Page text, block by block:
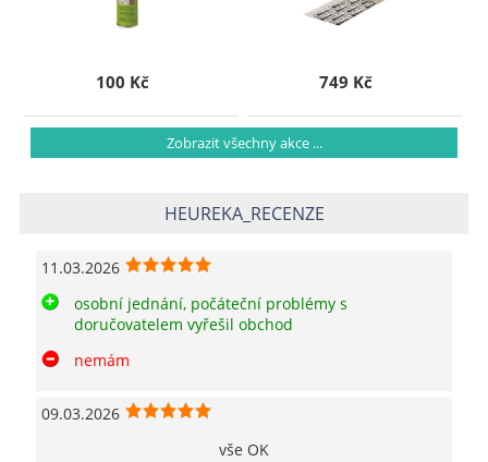
100 Kč 749 Kč
Zobrazit všechny akce ...
HEUREKA_RECENZE
11.03.2026
osobní jednání, počáteční problémy s
doručovatelem vyřešil obchod
nemám
09.03.2026
vše OK